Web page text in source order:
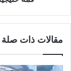
مقالات ذات صلة